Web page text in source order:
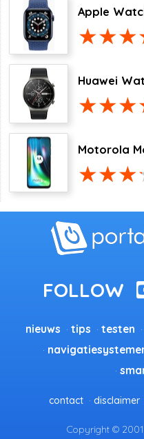
Apple
Huawei
Motorola
nieuws tips testen
contact disclaimer
Copyright ©